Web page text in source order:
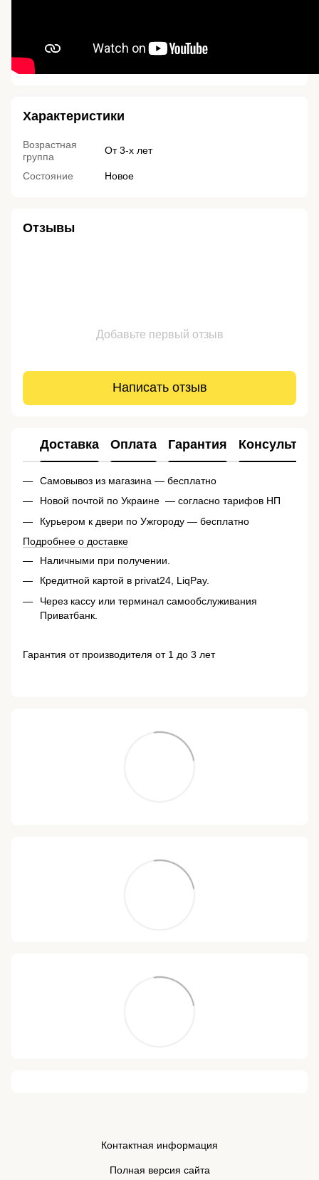
Характеристики
Возрастная
группа
От 3-х лет
Состояние Новое
Отзывы
Добавьте первый отзыв
Написать отзыв
Доставка Оплата Гарантия
Самовывоз из магазина — бесплатно
Новой почтой по Украине — согласно тарифов НП
Курьером к двери по Ужгороду — бесплатно
Подробнее о доставке
Наличными при получении.
Кредитной картой в privat24, LiqPay.
Через кассу или терминал самообслуживания
Приватбанк.
Гарантия от производителя от 1 до 3 лет
Контактная информация
Полная версия сайта